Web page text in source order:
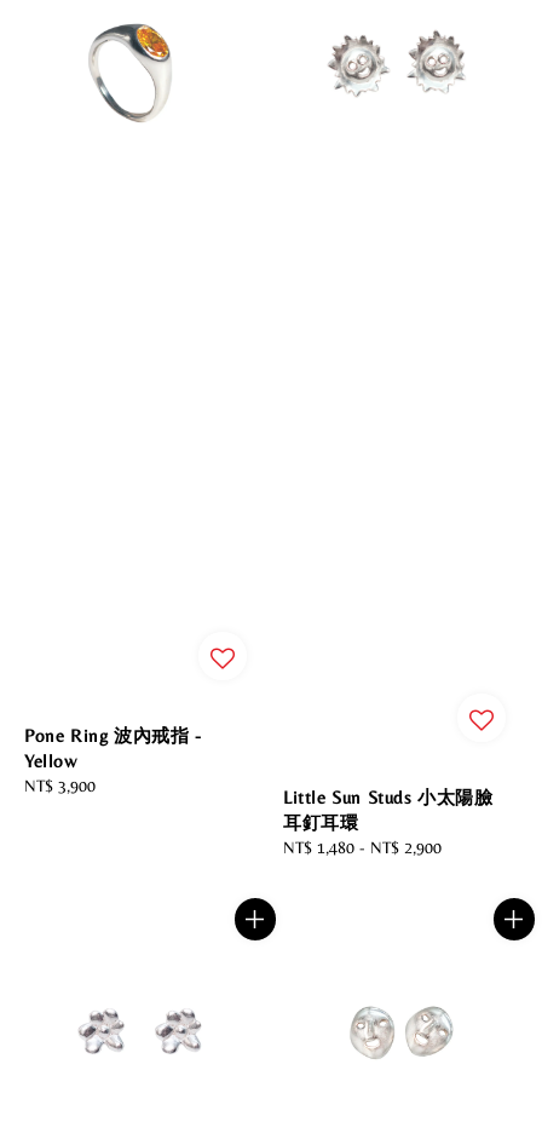
Pone Ring 波內戒指 -
Yellow
Regular
NT$ 3,900
Little Sun Studs 小太陽臉
耳釘耳環
Regular
NT$ 1,480 - NT$ 2,900